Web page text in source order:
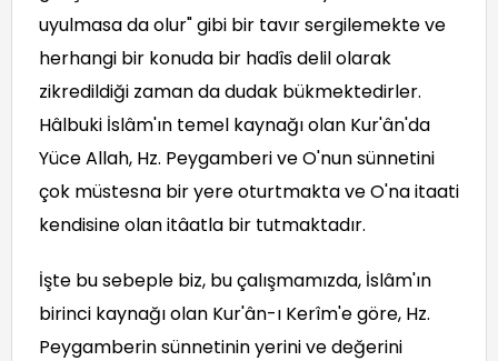
uyulmasa da olur" gibi bir tavır sergilemekte ve
herhangi bir konuda bir hadîs delil olarak
zikredildiği zaman da dudak bükmektedirler.
Hâlbuki İslâm'ın temel kaynağı olan Kur'ân'da
Yüce Allah, Hz. Peygamberi ve O'nun sünnetini
çok müstesna bir yere oturtmakta ve O'na itaati
kendisine olan itâatla bir tutmaktadır.
İşte bu sebeple biz, bu çalışmamızda, İslâm'ın
birinci kaynağı olan Kur'ân-ı Kerîm'e göre, Hz.
Peygamberin sünnetinin yerini ve değerini